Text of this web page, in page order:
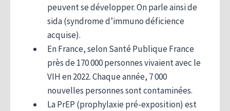
peuvent se développer. On parle ainsi de
sida (syndrome d’immuno déficience
acquise).
En France, selon Santé Publique France
près de 170 000 personnes vivaient avec le
VIH en 2022. Chaque année, 7 000
nouvelles personnes sont contaminées.
La PrEP (prophylaxie pré-exposition) est